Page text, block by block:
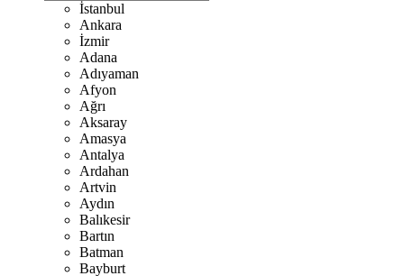
İstanbul
Ankara
İzmir
Adana
Adıyaman
Afyon
Ağrı
Aksaray
Amasya
Antalya
Ardahan
Artvin
Aydın
Balıkesir
Bartın
Batman
Bayburt